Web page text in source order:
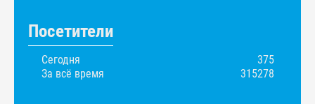
Посетители
Сегодня
375
За всё время
315278